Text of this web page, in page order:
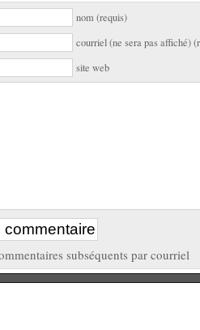
nom (requis)
courriel (ne sera pas affiché)
site web
subséquents par courriel